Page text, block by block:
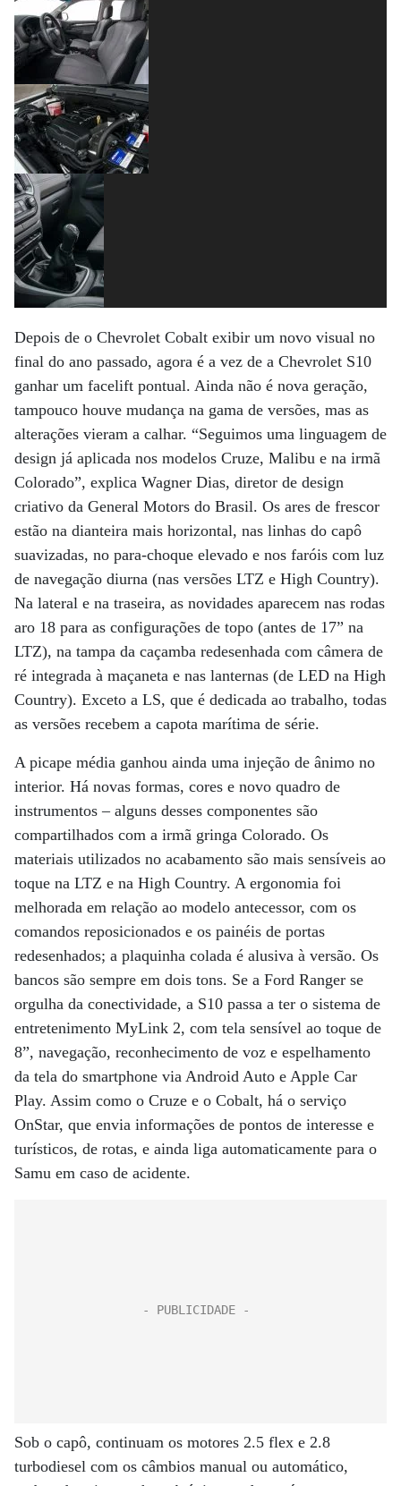
Depois de o Chevrolet Cobalt exibir um novo visual no
final do ano passado, agora é a vez de a Chevrolet S10
ganhar um facelift pontual. Ainda não é nova geração,
tampouco houve mudança na gama de versões, mas as
alterações vieram a calhar. “Seguimos uma linguagem de
design já aplicada nos modelos Cruze, Malibu e na irmã
Colorado”, explica Wagner Dias, diretor de design
criativo da General Motors do Brasil. Os ares de frescor
estão na dianteira mais horizontal, nas linhas do capô
suavizadas, no para-choque elevado e nos faróis com luz
de navegação diurna (nas versões LTZ e High Country).
Na lateral e na traseira, as novidades aparecem nas rodas
aro 18 para as configurações de topo (antes de 17” na
LTZ), na tampa da caçamba redesenhada com câmera de
ré integrada à maçaneta e nas lanternas (de LED na High
Country). Exceto a LS, que é dedicada ao trabalho, todas
as versões recebem a capota marítima de série.
A picape média ganhou ainda uma injeção de ânimo no
interior. Há novas formas, cores e novo quadro de
instrumentos – alguns desses componentes são
compartilhados com a irmã gringa Colorado. Os
materiais utilizados no acabamento são mais sensíveis ao
toque na LTZ e na High Country. A ergonomia foi
melhorada em relação ao modelo antecessor, com os
comandos reposicionados e os painéis de portas
redesenhados; a plaquinha colada é alusiva à versão. Os
bancos são sempre em dois tons. Se a Ford Ranger se
orgulha da conectividade, a S10 passa a ter o sistema de
entretenimento MyLink 2, com tela sensível ao toque de
8”, navegação, reconhecimento de voz e espelhamento
da tela do smartphone via Android Auto e Apple Car
Play. Assim como o Cruze e o Cobalt, há o serviço
OnStar, que envia informações de pontos de interesse e
turísticos, de rotas, e ainda liga automaticamente para o
Samu em caso de acidente.
Sob o capô, continuam os motores 2.5 flex e 2.8
turbodiesel com os câmbios manual ou automático,